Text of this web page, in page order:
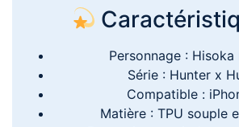
Personnage :
Série : Hunter x
Compatible :
Matière : TPU souple